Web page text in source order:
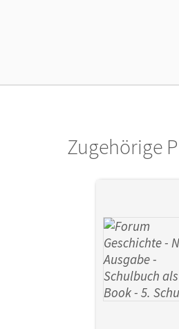
Unterrichtsmanagers solange
Zugehörige